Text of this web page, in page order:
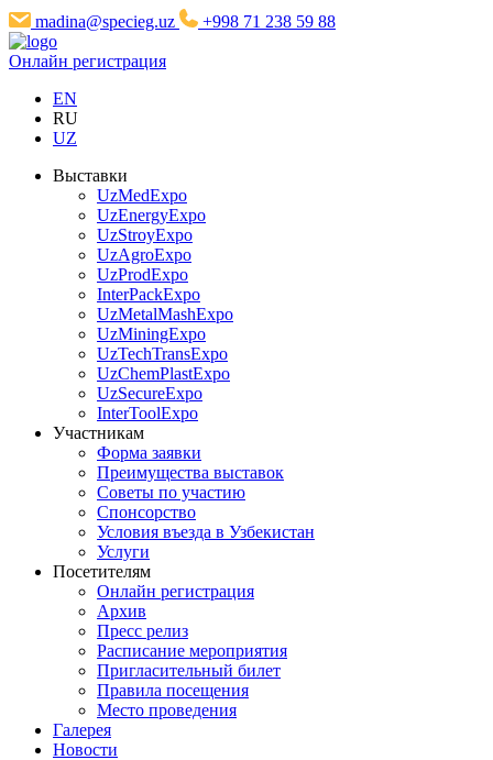
madina@specieg.uz +998 71 238 59 88
Онлайн регистрация
EN
RU
UZ
Выставки
UzMedExpo
UzEnergyExpo
UzStroyExpo
UzAgroExpo
UzProdExpo
InterPackExpo
UzMetalMashExpo
UzMiningExpo
UzTechTransExpo
UzChemPlastExpo
UzSecureExpo
InterToolExpo
Участникам
Форма заявки
Преимущества выставок
Советы по участию
Спонсорство
Условия въезда в Узбекистан
Услуги
Посетителям
Онлайн регистрация
Архив
Пресс релиз
Расписание мероприятия
Пригласительный билет
Правила посещения
Место проведения
Галерея
Новости